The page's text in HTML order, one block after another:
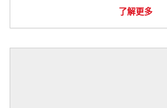
了解更多